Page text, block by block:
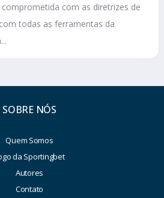
com as diretrizes de
todas as ferramentas da
SOBRE NÓS
Quem Somos
da Sportingbet
Autores
Contato